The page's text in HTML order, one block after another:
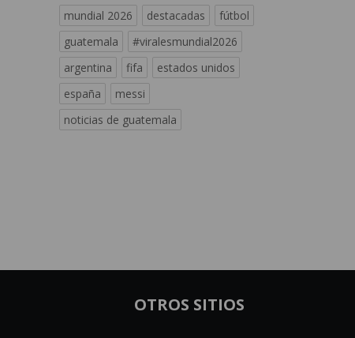
mundial 2026 destacadas
fútbol
guatemala
#viralesmundial2026
argentina
fifa
estados unidos
españa
messi
noticias de guatemala
OTROS SITIOS